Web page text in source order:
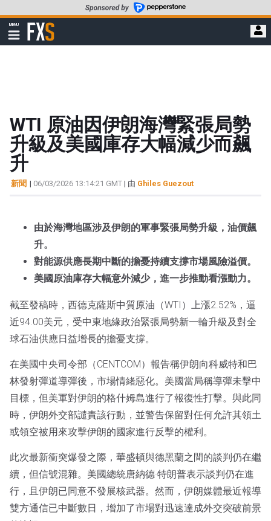
至
要
MENU
顯
示
FXStreet
WTI 原油因伊朗海灣緊張局勢
升級及美國庫存大幅減少而飆
升
新聞 | 06/03/2026 13:14:21 GMT | 由 Ghiles Guezout
由於海灣地區涉及伊朗的軍事緊張局勢升級，油價飆
升。
對能源供應長期中斷的擔憂持續支撐市場風險溢價。
美國原油庫存大幅意外減少，進一步推動看漲動力。
截至發稿時，西德克薩斯中質原油（WTI）上漲2.52%，逼
近94.00美元，受中東地緣政治緊張局勢新一輪升級及對全
球石油供應日益增長的擔憂支撐。
在美國中央司令部（CENTCOM）報告稱伊朗向科威特和巴
林發射彈道導彈後，市場情緒惡化。美國當局稱導彈未擊中
目標，但美軍對伊朗的格什姆島進行了報復性打擊。與此同
時，伊朗外交部譴責該行動，並警告保留對任何允許其領土
或領空被用來攻擊伊朗的國家進行反擊的權利。
此次最新衝突爆發之際，華盛頓與德黑蘭之間的談判仍在繼
續，但信號混雜。美國總統唐納德·特朗普表示談判仍在進
行，且伊朗已同意不發展核武器。然而，伊朗媒體最近報導
雙方通信已中斷數日，增加了市場對迅速達成外交突破前景